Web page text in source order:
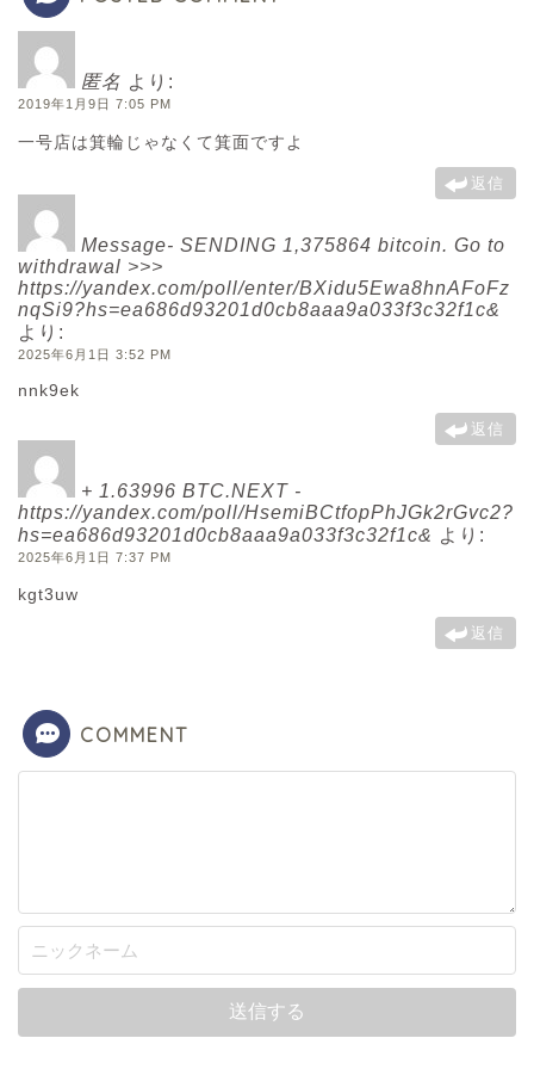
匿名 より:
2019年1月9日 7:05 PM
一号店は箕輪じゃなくて箕面ですよ
返信
Message- SENDING 1,375864 bitcoin. Go to
withdrawal >>>
https://yandex.com/poll/enter/BXidu5Ewa8hnAFoFz
nqSi9?hs=ea686d93201d0cb8aaa9a033f3c32f1c&
より:
2025年6月1日 3:52 PM
nnk9ek
返信
+ 1.63996 BTC.NEXT -
https://yandex.com/poll/HsemiBCtfopPhJGk2rGvc2?
hs=ea686d93201d0cb8aaa9a033f3c32f1c& より:
2025年6月1日 7:37 PM
kgt3uw
返信
COMMENT